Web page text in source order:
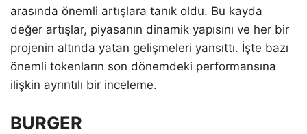
arasında önemli artışlara tanık oldu. Bu kayda
değer artışlar, piyasanın dinamik yapısını ve her bir
projenin altında yatan gelişmeleri yansıttı. İşte bazı
önemli tokenların son dönemdeki performansına
ilişkin ayrıntılı bir inceleme.
BURGER